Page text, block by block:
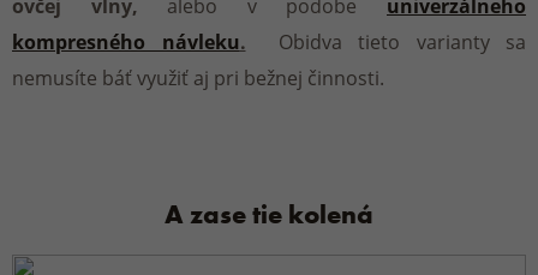
ovčej vlny, alebo v podobe
univerzálneho
kompresného návleku. Obidva tieto varianty sa
nemusíte báť využiť aj pri bežnej činnosti.
A zase tie kolená